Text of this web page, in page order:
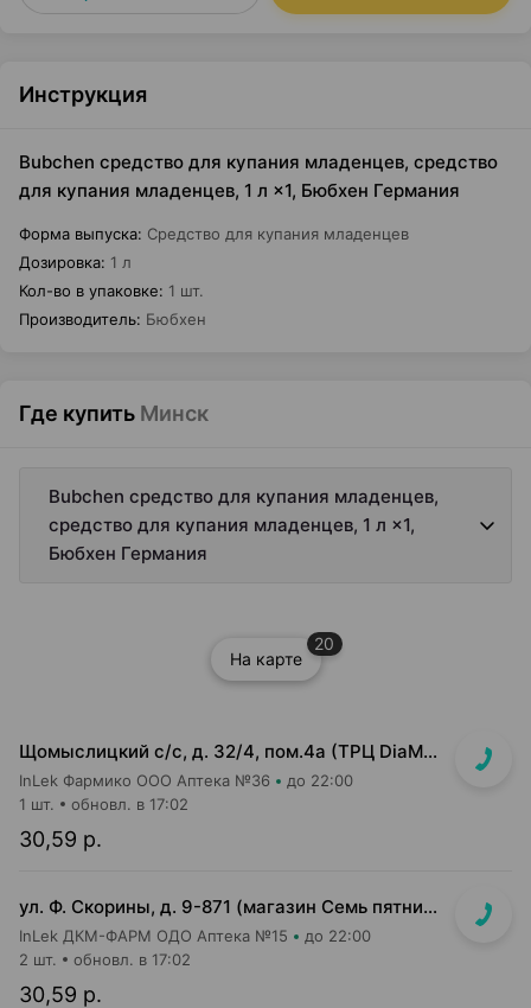
Инструкция
Bubchen средство для купания младенцев, средство
для купания младенцев, 1 л ×1, Бюбхен Германия
Форма выпуска: Средство для купания младенцев
Дозировка: 1 л
Кол-во в упаковке: 1 шт.
Производитель: Бюбхен
Где купить Минск
Bubchen средство для купания младенцев,
средство для купания младенцев, 1 л ×1,
Бюбхен Германия
На карте
20
Щомыслицкий с/с, д. 32/4, пом.4а (ТРЦ DiaMond city, вход напротив магазина Маяк)
InLek Фармико ООО Аптека №36 до 22:00
30,59 р.
1 шт. обновл. в 17:02
ул. Ф. Скорины, д. 9-871 (магазин Семь пятниц XXL, вдоль кассовой линии, напротив входа в магазин)
InLek ДКМ-ФАРМ ОДО Аптека №15 до 22:00
30,59 р.
2 шт. обновл. в 17:02